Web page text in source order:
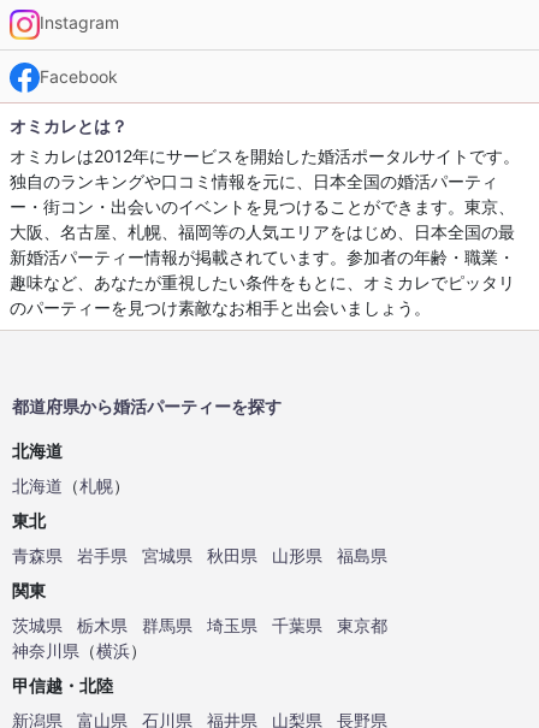
Instagram
Facebook
オミカレとは？
オミカレは2012年にサービスを開始した婚活ポータルサイトです。
独自のランキングや口コミ情報を元に、日本全国の婚活パーティ
ー・街コン・出会いのイベントを見つけることができます。東京、
大阪、名古屋、札幌、福岡等の人気エリアをはじめ、日本全国の最
新婚活パーティー情報が掲載されています。参加者の年齢・職業・
趣味など、あなたが重視したい条件をもとに、オミカレでピッタリ
のパーティーを見つけ素敵なお相手と出会いましょう。
都道府県から婚活パーティーを探す
北海道
北海道 （札幌）
東北
青森県
岩手県 宮城県 秋田県 山形県
福島県
関東
茨城県
栃木県 群馬県 埼玉県 千葉県
東京都
神奈川県 （横浜）
甲信越・北陸
新潟県
富山県 石川県 福井県 山梨県 長野県